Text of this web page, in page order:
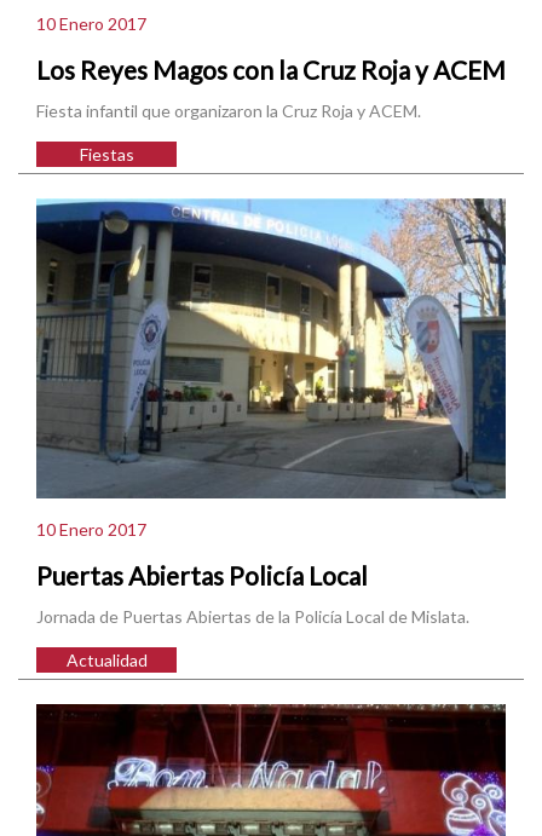
10 Enero 2017
Los Reyes Magos con la Cruz Roja y ACEM
Fiesta infantil que organizaron la Cruz Roja y ACEM.
Fiestas
10 Enero 2017
Puertas Abiertas Policía Local
Jornada de Puertas Abiertas de la Policía Local de Mislata.
Actualidad